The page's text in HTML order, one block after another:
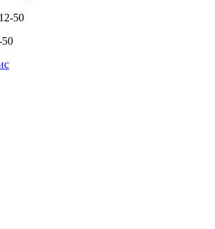
50
50